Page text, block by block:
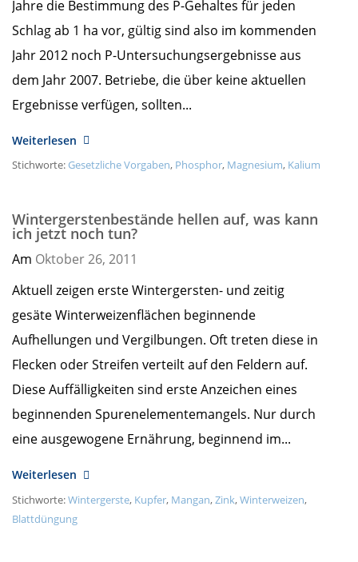
Jahre die Bestimmung des P-Gehaltes für jeden
Schlag ab 1 ha vor, gültig sind also im kommenden
Jahr 2012 noch P-Untersuchungsergebnisse aus
dem Jahr 2007. Betriebe, die über keine aktuellen
Ergebnisse verfügen, sollten...
Weiterlesen
Stichworte: Gesetzliche Vorgaben, Phosphor, Magnesium, Kalium
Wintergerstenbestände hellen auf, was kann
ich jetzt noch tun?
Am Oktober 26, 2011
Aktuell zeigen erste Wintergersten- und zeitig
gesäte Winterweizenflächen beginnende
Aufhellungen und Vergilbungen. Oft treten diese in
Flecken oder Streifen verteilt auf den Feldern auf.
Diese Auffälligkeiten sind erste Anzeichen eines
beginnenden Spurenelementemangels. Nur durch
eine ausgewogene Ernährung, beginnend im...
Weiterlesen
Stichworte:Wintergerste, Kupfer, Mangan,Zink,Winterweizen,
Blattdüngung